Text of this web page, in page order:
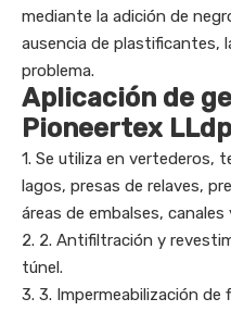
mediante la adición de
ausencia de plastificantes,
problema.
Aplicación de
Pioneertex
1. Se utiliza en vertederos,
lagos, presas de relaves,
áreas de embalses,
2. 2. Antifiltración y
túnel.
3. 3. Impermeabilización de